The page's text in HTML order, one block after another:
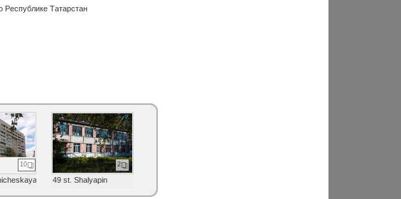
Татарстан
10
49 st. Shalyapin
2